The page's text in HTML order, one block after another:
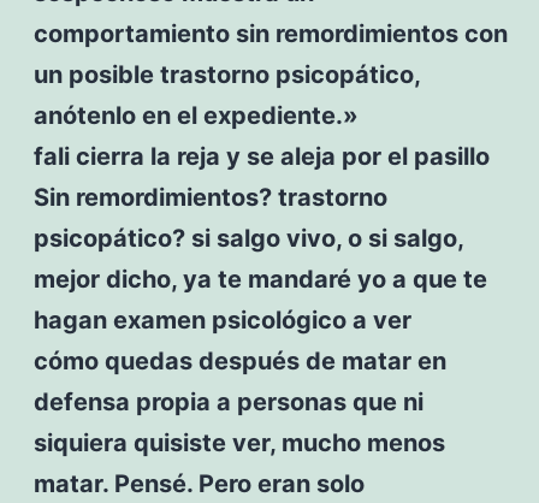
comportamiento sin remordimientos con
un posible trastorno psicopático,
anótenlo en el expediente.»
fali cierra la reja y se aleja por el pasillo
Sin remordimientos? trastorno
psicopático? si salgo vivo, o si salgo,
mejor dicho, ya te mandaré yo a que te
hagan examen psicológico a ver
cómo quedas después de matar en
defensa propia a personas que ni
siquiera quisiste ver, mucho menos
matar. Pensé. Pero eran solo